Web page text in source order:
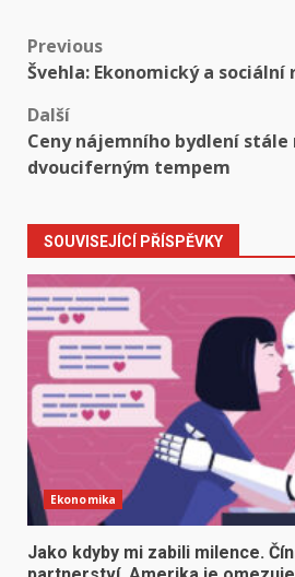
Post
Previous
Švehla: Ekonomický a sociální
Další
Ceny nájemního bydlení stále
dvouciferným tempem
SOUVISEJÍCÍ PŘÍSPĚVKY
Ekonomika
Jako kdyby mi zabili milence.